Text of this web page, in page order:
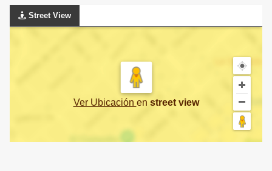
Street View
Ver Ubicación en street view